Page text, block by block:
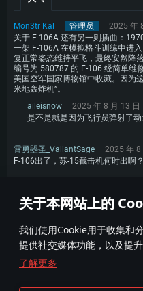
关于本网站上的
我们使用Cookie用于收集和
提供社交媒体功能，以及提
了解更多
Mon3tr Kal 管理员 2025 年
关于 F-106A 还有另一则插曲：
一架 F-106A 在模拟格斗训练中进
复正常姿态维持平飞，最终安然降
编号为 580787 的 F-106 经简单维
美国空军国家博物馆中收藏。因为
米地轰炸机”。
aileisnow
2025 年 8 月 13 日
是不是就是因为飞行员弹射了动
霄勇曌圣_ValiantSage 2025 年 8
F-106出了，苏-15截击机何时出啊？